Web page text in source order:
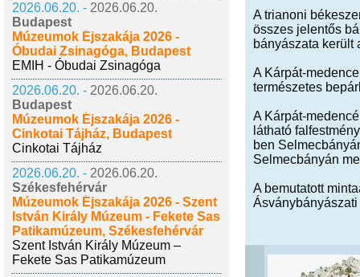
2026.06.20. - 2026.06.20.
Budapest
Múzeumok Éjszakája 2026 -
Óbudai Zsinagóga, Budapest
EMIH - Óbudai Zsinagóga
2026.06.20. - 2026.06.20.
Budapest
Múzeumok Éjszakája 2026 -
Cinkotai Tájház, Budapest
Cinkotai Tájház
2026.06.20. - 2026.06.20.
Székesfehérvár
Múzeumok Éjszakája 2026 - Szent
István Király Múzeum - Fekete Sas
Patikamúzeum, Székesfehérvár
Szent István Király Múzeum –
Fekete Sas Patikamúzeum
A trianoni
összes jelentős
bányászata került
A Kárpát-
természetes
A Kárpát-
látható
ben
Selmecbányán
A bemutatott